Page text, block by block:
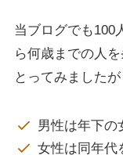
当ブログでも100
ら何歳までの人
とってみましたが
男性は年下の
女性は同年代